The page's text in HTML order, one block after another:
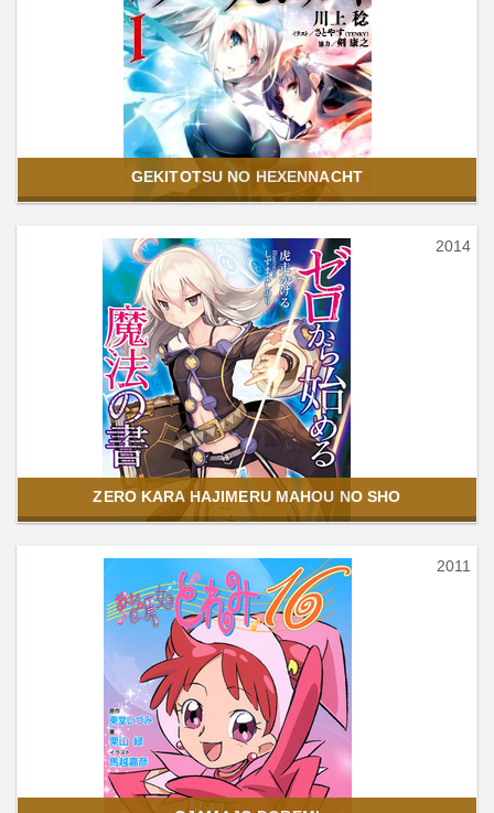
GEKITOTSU NO HEXENNACHT
2014
ZERO KARA HAJIMERU MAHOU NO SHO
2011